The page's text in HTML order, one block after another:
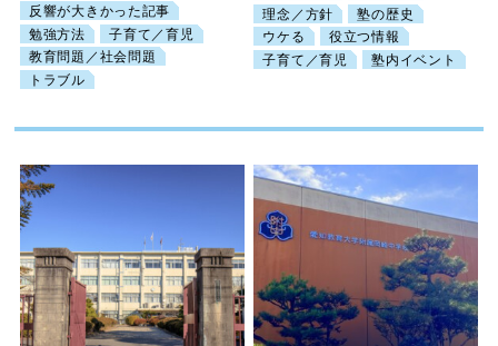
反響が大きかった記事
勉強方法
子育て／育児
教育問題／社会問題
トラブル
理念／方針
塾の歴史
ウケる
役立つ情報
子育て／育児
塾内イベント